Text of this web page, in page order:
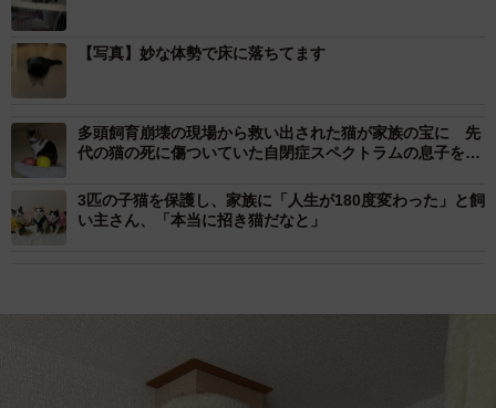
【写真】妙な体勢で床に落ちてます
多頭飼育崩壊の現場から救い出された猫が家族の宝に 先
代の猫の死に傷ついていた自閉症スペクトラムの息子を癒
3匹の子猫を保護し、家族に「人生が180度変わった」と飼
い主さん、「本当に招き猫だなと」